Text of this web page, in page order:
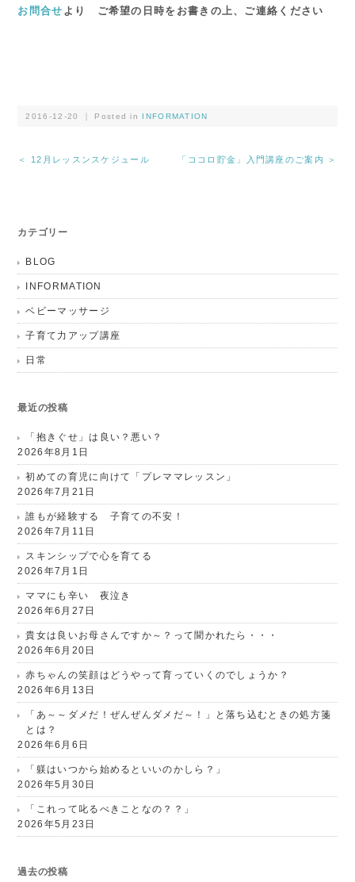
お問合せ より ご希望の日時をお書きの上、ご連絡ください
2016-12-20 ｜ Posted in INFORMATION
＜ 12月レッスンスケジュール 「ココロ貯金」入門講座のご案内 ＞
カテゴリー
BLOG
INFORMATION
ベビーマッサージ
子育て力アップ講座
日常
最近の投稿
「抱きぐせ」は良い？悪い？
2026年8月1日
初めての育児に向けて「プレママレッスン」
2026年7月21日
誰もが経験する 子育ての不安！
2026年7月11日
スキンシップで心を育てる
2026年7月1日
ママにも辛い 夜泣き
2026年6月27日
貴女は良いお母さんですか～？って聞かれたら・・・
2026年6月20日
赤ちゃんの笑顔はどうやって育っていくのでしょうか？
2026年6月13日
「あ～～ダメだ！ぜんぜんダメだ～！」と落ち込むときの処方箋
とは？
2026年6月6日
「躾はいつから始めるといいのかしら？」
2026年5月30日
「これって叱るべきことなの？？」
2026年5月23日
過去の投稿